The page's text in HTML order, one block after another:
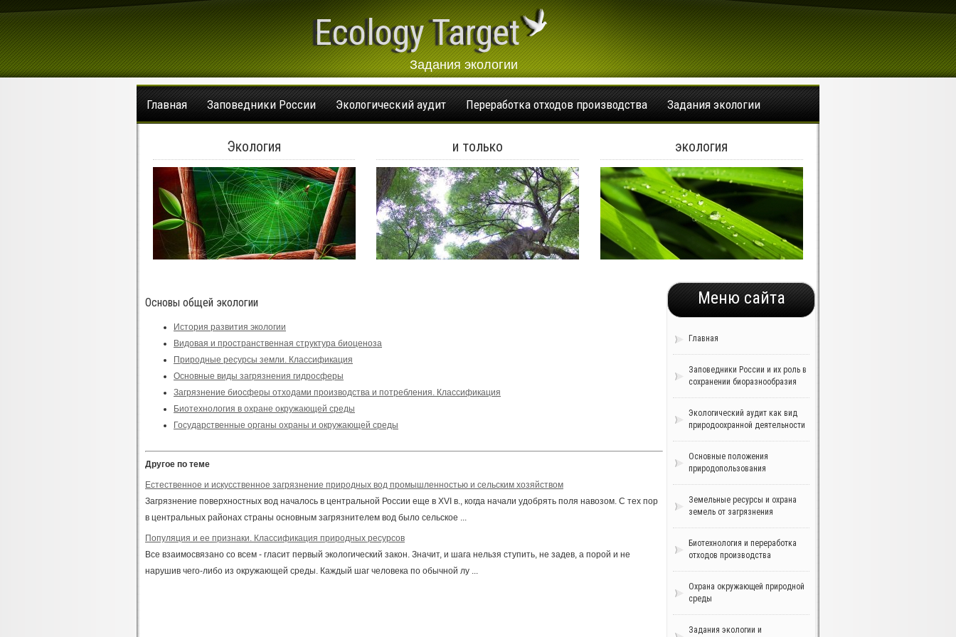
Ecology Target
Задания экологии
Главная Заповедники России Экологический аудит Переработка отходов производства Задания экологии
Экология и только экология
Меню сайта
Главная
Заповедники России и их роль в
сохранении биоразнообразия
Экологический аудит как вид
природоохранной деятельности
Основные положения
природопользования
Земельные ресурсы и охрана
земель от загрязнения
Биотехнология и переработка
отходов производства
Охрана окружающей природной
среды
Задания экологии и
Основы общей экологии
История развития экологии
Видовая и пространственная структура биоценоза
Природные ресурсы земли. Классификация
Основные виды загрязнения гидросферы
Загрязнение биосферы отходами производства и потребления. Классификация
Биотехнология в охране окружающей среды
Государственные органы охраны и окружающей среды
Другое по теме
Естественное и искусственное загрязнение природных вод промышленностью и сельским хозяйством
Загрязнение поверхностных вод началось в центральной России еще в XVI в., когда начали удобрять поля навозом. С тех пор
в центральных районах страны основным загрязнителем вод было сельское ...
Популяция и ее признаки. Классификация природных ресурсов
Все взаимосвязано со всем - гласит первый экологический закон. Значит, и шага нельзя ступить, не задев, а порой и не
нарушив чего-либо из окружающей среды. Каждый шаг человека по обычной лу ...